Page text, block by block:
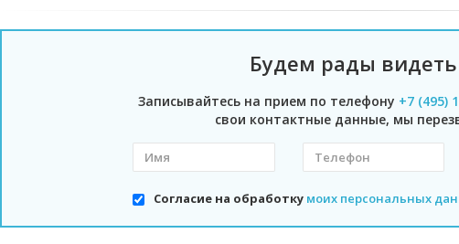
Будем рады видеть
Записывайтесь на прием по телефону +7 (495)
свои контактные данные, мы
Согласие на обработку моих персональных